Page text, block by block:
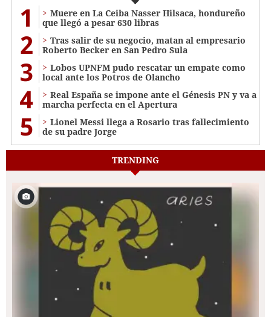
1
Muere en La Ceiba Nasser Hilsaca, hondureño
que llegó a pesar 630 libras
2
Tras salir de su negocio, matan al empresario
Roberto Becker en San Pedro Sula
3
Lobos UPNFM pudo rescatar un empate como
local ante los Potros de Olancho
4
Real España se impone ante el Génesis PN y va a
marcha perfecta en el Apertura
5
Lionel Messi llega a Rosario tras fallecimiento
de su padre Jorge
TRENDING